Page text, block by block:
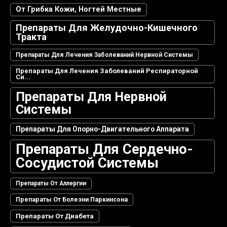
От Грибка Кожи, Ногтей Местные
Препараты Для Желудочно-Кишечного
Тракта
Препараты Для Лечения Заболеваний Нервной Системы
Препараты Для Лечения Заболеваний Респираторной
Си...
Препараты Для Нервной
Системы
Препараты Для Опорно-Двигательного Аппарата
Препараты Для Сердечно-
Сосудистой Системы
Препараты От Аллергии
Препараты От Болезни Паркинсона
Препараты От Диабета